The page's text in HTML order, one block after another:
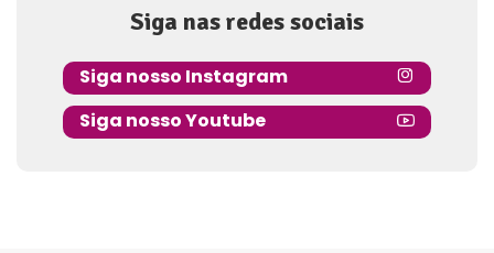
Siga nas redes sociais
Siga nosso Instagram
Siga nosso Youtube